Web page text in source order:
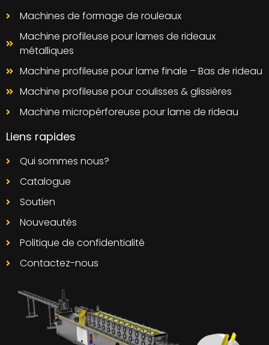
Machines de formage de rouleaux
Machine profileuse pour lames de rideaux
métalliques
Machine profileuse pour lame finale – Bas de rideau
Machine profileuse pour coulisses & glissières
Machine micropérforeuse pour lame de rideau
Liens rapides
Qui sommes nous?
Catalogue
Soutien
Nouveautés
Politique de confidentialité
Contactez-nous